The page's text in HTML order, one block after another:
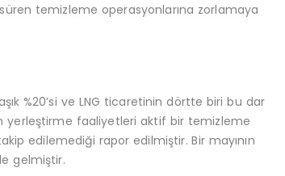
temizleme operasyonlarına zorlamaya
%20’si ve LNG ticaretinin dörtte biri bu dar
yerleştirme faaliyetleri aktif bir temizleme
edilemediği rapor edilmiştir. Bir mayının
gelmiştir.